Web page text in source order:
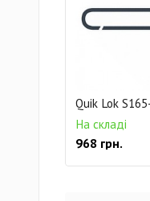
Quik Lok
На складі
968 грн.